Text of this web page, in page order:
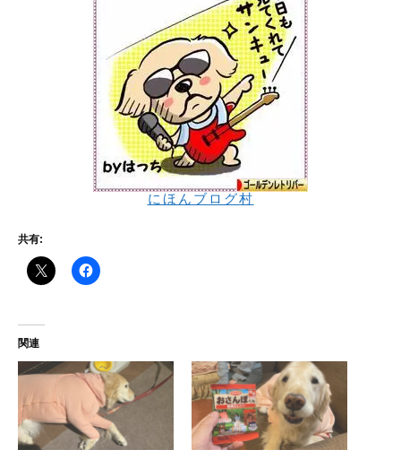
にほんブログ村
共有:
関連